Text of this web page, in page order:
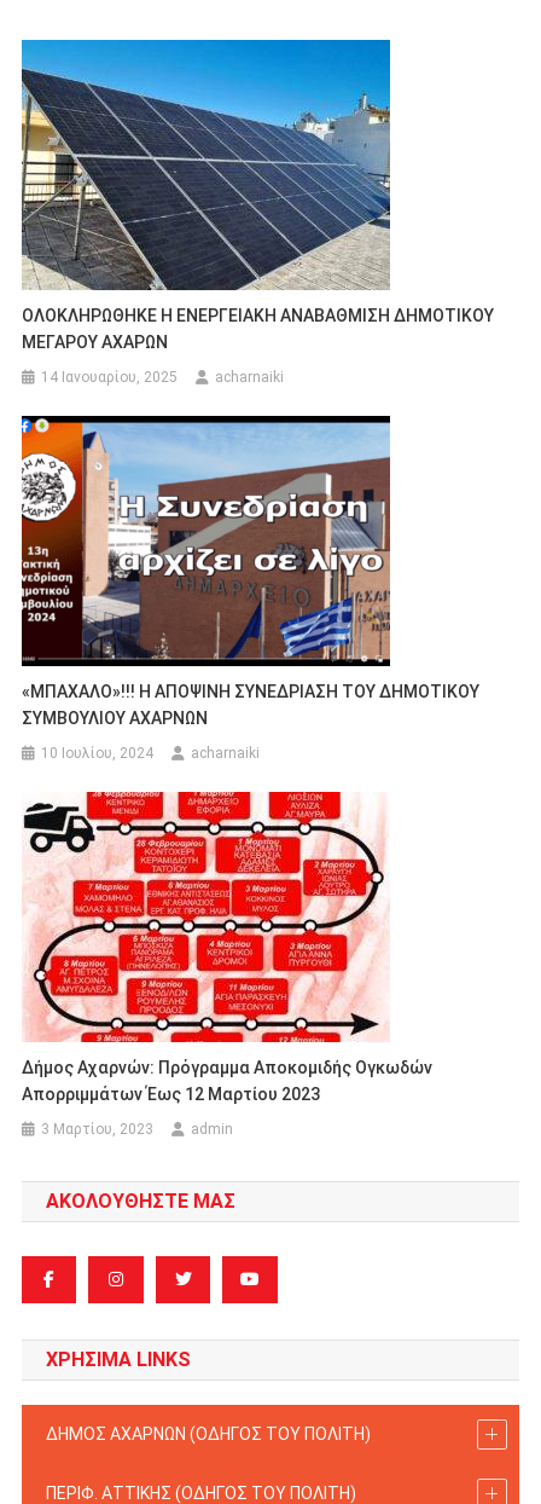
ΟΛΟΚΛΗΡΩΘΗΚΕ Η ΕΝΕΡΓΕΙΑΚΗ ΑΝΑΒΑΘΜΙΣΗ ΔΗΜΟΤΙΚΟΥ
ΜΕΓΑΡΟΥ ΑΧΑΡΩΝ
14 Ιανουαρίου, 2025 acharnaiki
«ΜΠΑΧΑΛΟ»!!! Η ΑΠΟΨΙΝΗ ΣΥΝΕΔΡΙΑΣΗ ΤΟΥ ΔΗΜΟΤΙΚΟΥ
ΣΥΜΒΟΥΛΙΟΥ ΑΧΑΡΝΩΝ
10 Ιουλίου, 2024 acharnaiki
Δήμος Αχαρνών: Πρόγραμμα Αποκομιδής Ογκωδών
Απορριμμάτων Έως 12 Μαρτίου 2023
3 Μαρτίου, 2023 admin
ΑΚΟΛΟΥΘΗΣΤΕ ΜΑΣ
ΧΡΗΣΙΜΑ LINKS
ΔΗΜΟΣ ΑΧΑΡΝΩΝ (ΟΔΗΓΟΣ TOY ΠΟΛΙΤΗ)
ΠΕΡΙΦ. ΑΤΤΙΚΗΣ (ΟΔΗΓΟΣ TOY ΠΟΛΙΤΗ)